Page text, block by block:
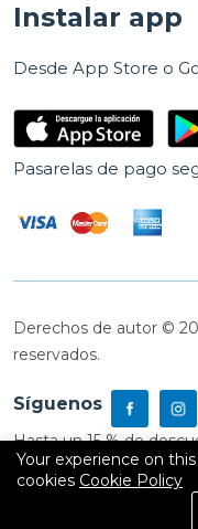
Instalar app
Desde App Store o
Pasarelas de pago
Derechos de autor ©
reservados.
Síguenos
Hasta un 15 % de
Your experience on
cookies Cookie Policy